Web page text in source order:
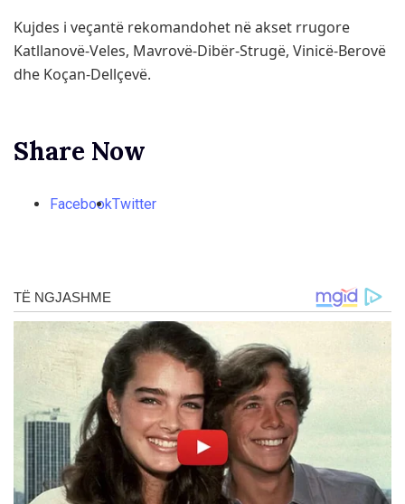
Kujdes i veçantë rekomandohet në akset rrugore
Katllanovë-Veles, Mavrovë-Dibër-Strugë, Vinicë-Berovë
dhe Koçan-Dellçevë.
Share Now
FacebookTwitter